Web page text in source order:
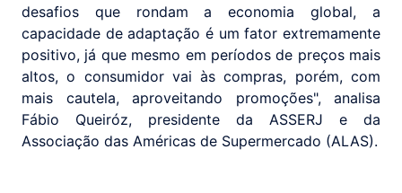
desafios que rondam a economia global, a
capacidade de adaptação é um fator extremamente
positivo, já que mesmo em períodos de preços mais
altos, o consumidor vai às compras, porém, com
mais cautela, aproveitando promoções", analisa
Fábio Queiróz, presidente da ASSERJ e da
Associação das Américas de Supermercado (ALAS).